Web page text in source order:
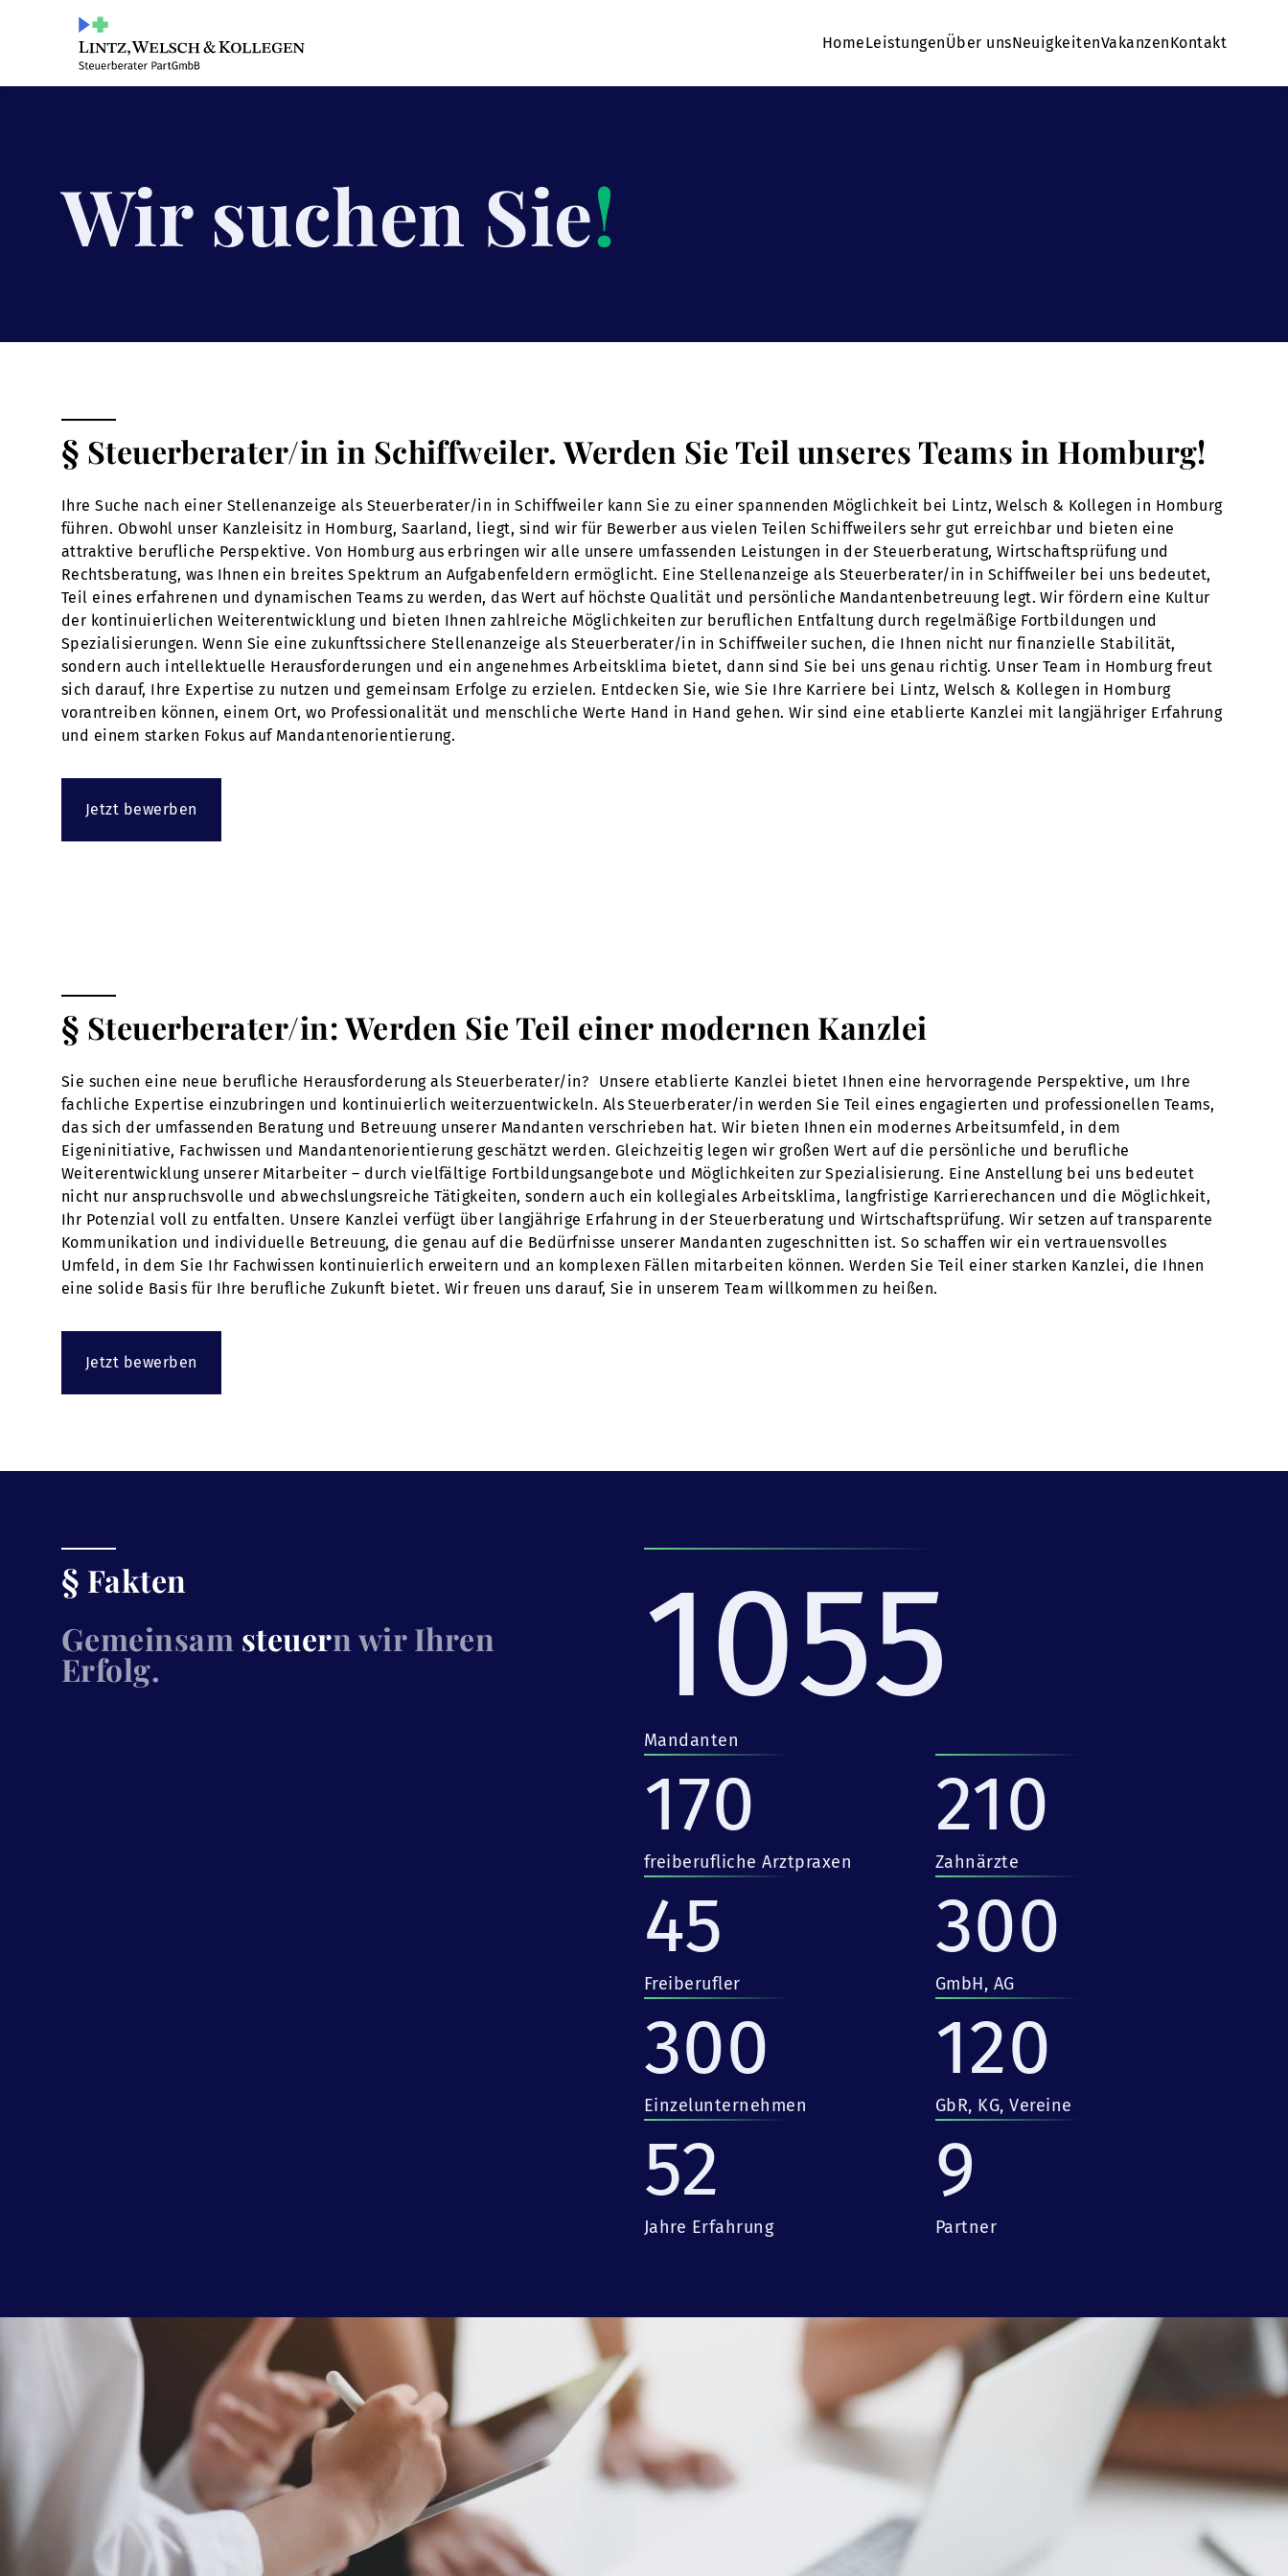
HomeLeistungenÜber unsNeuigkeitenVakanzenKontakt
Wir suchen Sie!
§ Steuerberater/in in Schiffweiler. Werden Sie Teil unseres Teams in Homburg!
Ihre Suche nach einer Stellenanzeige als Steuerberater/in in Schiffweiler kann Sie zu einer spannenden Möglichkeit bei Lintz, Welsch & Kollegen in Homburg
führen. Obwohl unser Kanzleisitz in Homburg, Saarland, liegt, sind wir für Bewerber aus vielen Teilen Schiffweilers sehr gut erreichbar und bieten eine
attraktive berufliche Perspektive. Von Homburg aus erbringen wir alle unsere umfassenden Leistungen in der Steuerberatung, Wirtschaftsprüfung und
Rechtsberatung, was Ihnen ein breites Spektrum an Aufgabenfeldern ermöglicht. Eine Stellenanzeige als Steuerberater/in in Schiffweiler bei uns bedeutet,
Teil eines erfahrenen und dynamischen Teams zu werden, das Wert auf höchste Qualität und persönliche Mandantenbetreuung legt. Wir fördern eine Kultur
der kontinuierlichen Weiterentwicklung und bieten Ihnen zahlreiche Möglichkeiten zur beruflichen Entfaltung durch regelmäßige Fortbildungen und
Spezialisierungen. Wenn Sie eine zukunftssichere Stellenanzeige als Steuerberater/in in Schiffweiler suchen, die Ihnen nicht nur finanzielle Stabilität,
sondern auch intellektuelle Herausforderungen und ein angenehmes Arbeitsklima bietet, dann sind Sie bei uns genau richtig. Unser Team in Homburg freut
sich darauf, Ihre Expertise zu nutzen und gemeinsam Erfolge zu erzielen. Entdecken Sie, wie Sie Ihre Karriere bei Lintz, Welsch & Kollegen in Homburg
vorantreiben können, einem Ort, wo Professionalität und menschliche Werte Hand in Hand gehen. Wir sind eine etablierte Kanzlei mit langjähriger Erfahrung
und einem starken Fokus auf Mandantenorientierung.
Jetzt bewerben
§ Steuerberater/in: Werden Sie Teil einer modernen Kanzlei
Sie suchen eine neue berufliche Herausforderung als Steuerberater/in? Unsere etablierte Kanzlei bietet Ihnen eine hervorragende Perspektive, um Ihre
fachliche Expertise einzubringen und kontinuierlich weiterzuentwickeln. Als Steuerberater/in werden Sie Teil eines engagierten und professionellen Teams,
das sich der umfassenden Beratung und Betreuung unserer Mandanten verschrieben hat. Wir bieten Ihnen ein modernes Arbeitsumfeld, in dem
Eigeninitiative, Fachwissen und Mandantenorientierung geschätzt werden. Gleichzeitig legen wir großen Wert auf die persönliche und berufliche
Weiterentwicklung unserer Mitarbeiter – durch vielfältige Fortbildungsangebote und Möglichkeiten zur Spezialisierung. Eine Anstellung bei uns bedeutet
nicht nur anspruchsvolle und abwechslungsreiche Tätigkeiten, sondern auch ein kollegiales Arbeitsklima, langfristige Karrierechancen und die Möglichkeit,
Ihr Potenzial voll zu entfalten. Unsere Kanzlei verfügt über langjährige Erfahrung in der Steuerberatung und Wirtschaftsprüfung. Wir setzen auf transparente
Kommunikation und individuelle Betreuung, die genau auf die Bedürfnisse unserer Mandanten zugeschnitten ist. So schaffen wir ein vertrauensvolles
Umfeld, in dem Sie Ihr Fachwissen kontinuierlich erweitern und an komplexen Fällen mitarbeiten können. Werden Sie Teil einer starken Kanzlei, die Ihnen
eine solide Basis für Ihre berufliche Zukunft bietet. Wir freuen uns darauf, Sie in unserem Team willkommen zu heißen.
Jetzt bewerben
§ Fakten
Gemeinsam steuern wir Ihren
Erfolg. 1055
Mandanten
170
freiberufliche Arztpraxen
210
Zahnärzte
45
Freiberufler
300
GmbH, AG
300
Einzelunternehmen
120
GbR, KG, Vereine
52
Jahre Erfahrung
9
Partner